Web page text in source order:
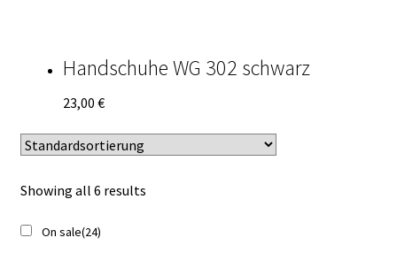
Handschuhe WG 302 schwarz
23,00 €
Showing all 6 results
On sale(24)